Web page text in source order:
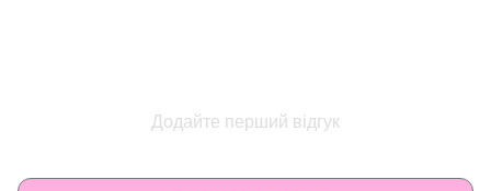
Додайте перший відгук